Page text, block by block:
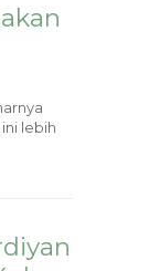
lebih